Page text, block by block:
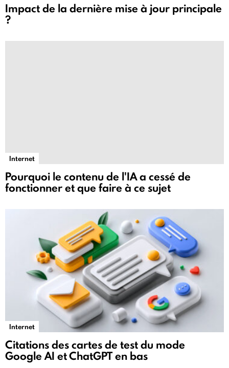
Impact de la dernière mise à jour principale
?
Internet
Pourquoi le contenu de l'IA a cessé de
fonctionner et que faire à ce sujet
Internet
Citations des cartes de test du mode
Google AI et ChatGPT en bas